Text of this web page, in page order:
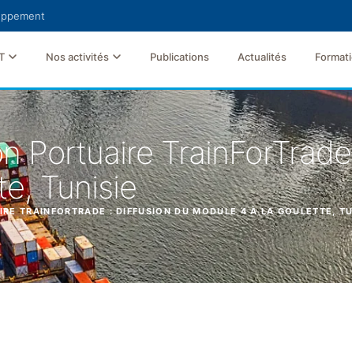
Nos activités Publications Actualités
Portuaire
Tunisie
TRAINFORTRADE : DIFFUSION DU MODULE 4 À LA GOULETTE,